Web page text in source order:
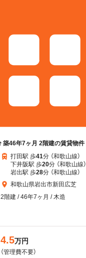
築46年7ヶ月 2階建の賃貸物件
打田駅 歩41分 （和歌山線）
下井阪駅 歩20分 （和歌山線）
岩出駅 歩28分 （和歌山線）
和歌山県岩出市新田広芝
2階建 / 46年7ヶ月 / 木造
4.5万円
（管理費不要）